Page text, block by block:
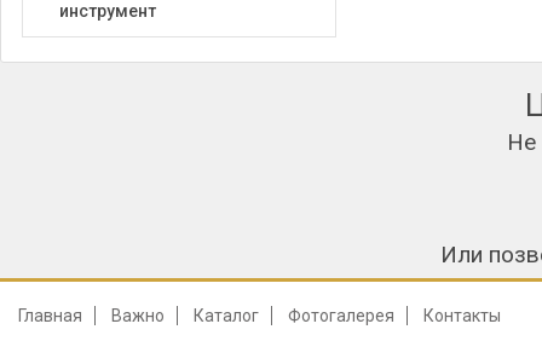
инструмент
Не
Или
Главная Важно Каталог Фотогалерея Контакты